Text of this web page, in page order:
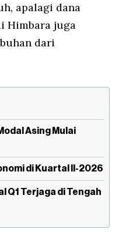
apalagi dana
Himbara juga
dari
Asing Mulai
di Kuartal II-2026
Q1 Terjaga di Tengah